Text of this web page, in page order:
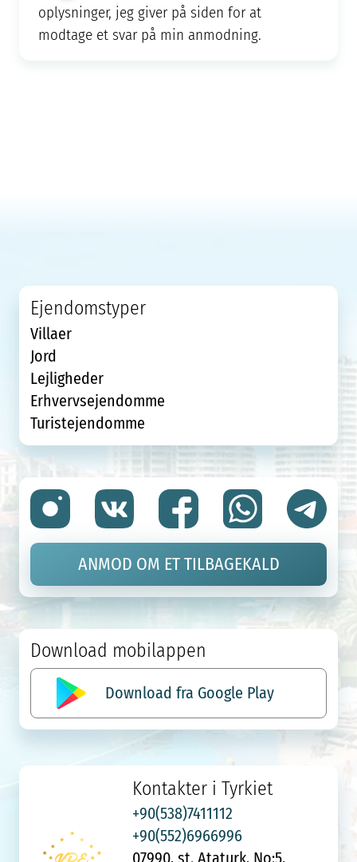
oplysninger, jeg giver på siden for at
modtage et svar på min anmodning.
Kontakter i Tyrkiet
+90(538)7411112
+90(552)6966996
Download mobilappen
Download fra Google Play
Ejendomstyper
Villaer
Jord
Lejligheder
Erhvervsejendomme
Turistejendomme
ANMOD OM ET TILBAGEKALD